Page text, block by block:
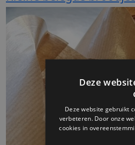
Deze
Deze website gebruikt
verbeteren. Door onze
cookies in